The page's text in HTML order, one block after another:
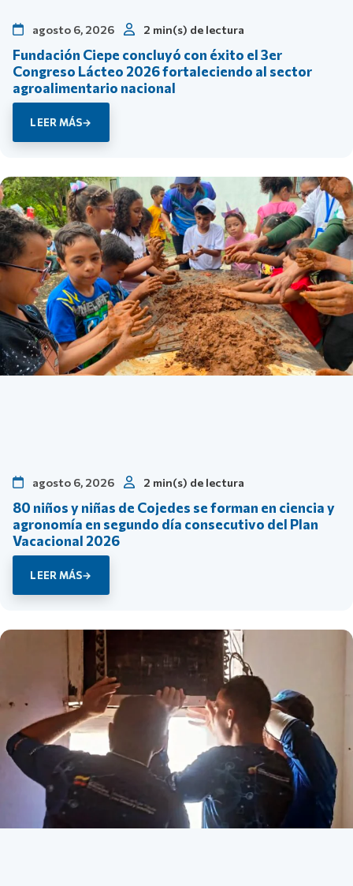
agosto 6, 2026 2 min(s) de lectura
Fundación Ciepe concluyó con éxito el 3er
Congreso Lácteo 2026 fortaleciendo al sector
agroalimentario nacional
LEER MÁS
agosto 6, 2026 2 min(s) de lectura
80 niños y niñas de Cojedes se forman en ciencia y
agronomía en segundo día consecutivo del Plan
Vacacional 2026
LEER MÁS